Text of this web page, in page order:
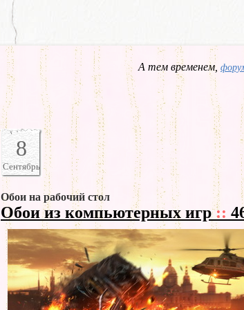
А тем временем,
8
Сентябрь
Обои на рабочий стол
Обои из компьютерных игр::